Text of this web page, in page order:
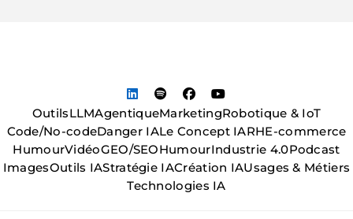
OutilsLLMAgentiqueMarketingRobotique & IoT
Code/No-codeDanger IALe Concept IARHE-commerce
HumourVidéoGEO/SEOHumourIndustrie 4.0Podcast
ImagesOutils IAStratégie IACréation IAUsages & Métiers
Technologies IA